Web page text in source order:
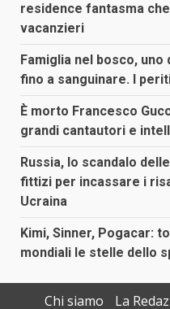
residence fantasma
vacanzieri
Famiglia nel bosco,
fino a sanguinare. I
È morto Francesco
grandi cantautori e
Russia, lo scandalo
fittizi per incassare i
Ucraina
Kimi, Sinner, Pogacar:
mondiali le stelle dello
Chi siamo La